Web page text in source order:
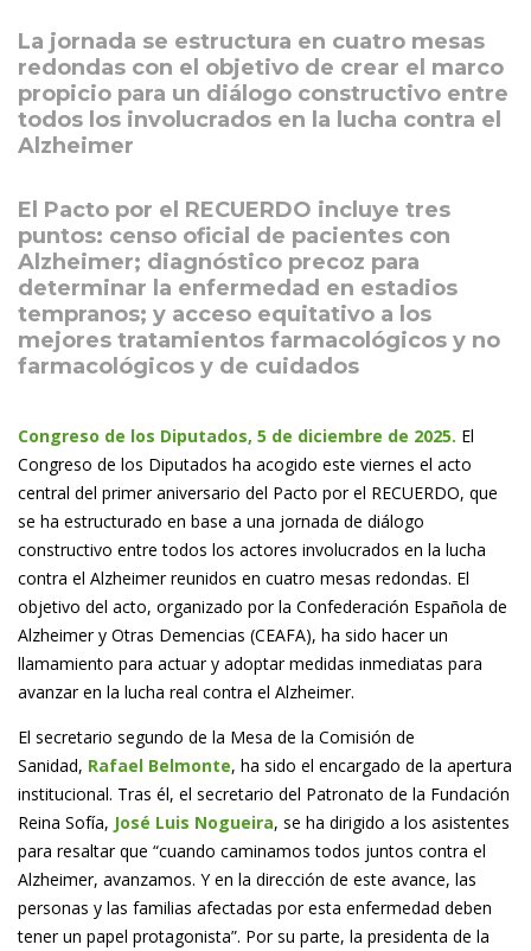
La jornada se estructura en cuatro mesas
redondas con el objetivo de crear el marco
propicio para un diálogo constructivo entre
todos los involucrados en la lucha contra el
Alzheimer
El Pacto por el RECUERDO incluye tres
puntos: censo oficial de pacientes con
Alzheimer; diagnóstico precoz para
determinar la enfermedad en estadios
tempranos; y acceso equitativo a los
mejores tratamientos farmacológicos y no
farmacológicos y de cuidados
Congreso de los Diputados, 5 de diciembre de 2025. El
Congreso de los Diputados ha acogido este viernes el acto
central del primer aniversario del Pacto por el RECUERDO, que
se ha estructurado en base a una jornada de diálogo
constructivo entre todos los actores involucrados en la lucha
contra el Alzheimer reunidos en cuatro mesas redondas. El
objetivo del acto, organizado por la Confederación Española de
Alzheimer y Otras Demencias (CEAFA), ha sido hacer un
llamamiento para actuar y adoptar medidas inmediatas para
avanzar en la lucha real contra el Alzheimer.
El secretario segundo de la Mesa de la Comisión de
Sanidad, Rafael Belmonte, ha sido el encargado de la apertura
institucional. Tras él, el secretario del Patronato de la Fundación
Reina Sofía, José Luis Nogueira, se ha dirigido a los asistentes
para resaltar que “cuando caminamos todos juntos contra el
Alzheimer, avanzamos. Y en la dirección de este avance, las
personas y las familias afectadas por esta enfermedad deben
tener un papel protagonista”. Por su parte, la presidenta de la